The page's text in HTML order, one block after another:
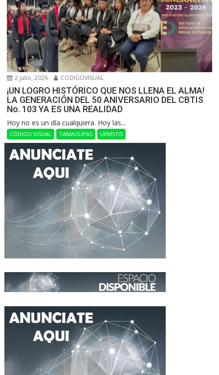
2 julio, 2026 CODIGOVISUAL
¡UN LOGRO HISTÓRICO QUE NOS LLENA EL ALMA!
LA GENERACIÓN DEL 50 ANIVERSARIO DEL CBTIS
No. 103 YA ES UNA REALIDAD
Hoy no es un día cualquiera. Hoy las...
CÓDIGO VISUAL TAMAULIPAS UEMSTIS